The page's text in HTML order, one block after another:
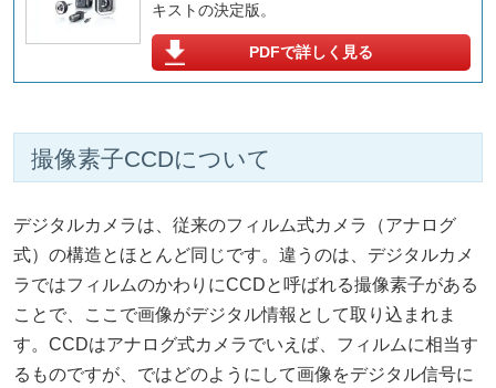
キストの決定版。
PDFで詳しく見る
撮像素子CCDについて
デジタルカメラは、従来のフィルム式カメラ（アナログ
式）の構造とほとんど同じです。違うのは、デジタルカメ
ラではフィルムのかわりにCCDと呼ばれる撮像素子がある
ことで、ここで画像がデジタル情報として取り込まれま
す。CCDはアナログ式カメラでいえば、フィルムに相当す
るものですが、ではどのようにして画像をデジタル信号に